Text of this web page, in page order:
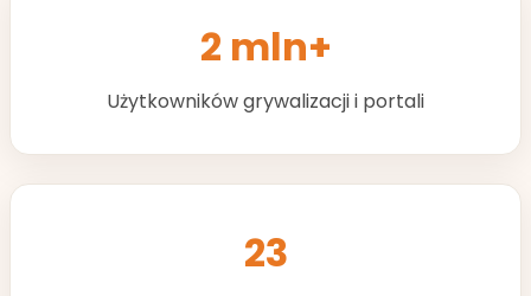
2 mln+
Użytkowników grywalizacji i portali
23